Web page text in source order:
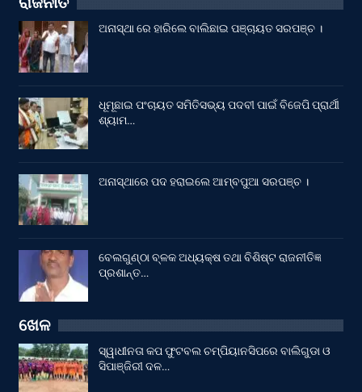
ଅନାସ୍ଥା ରେ ହାରିଲେ ବାଲିଛାଇ ପଞ୍ଚାୟତ ସରପଞ୍ଚ ।
ଧୂମୂଛାଇ ପଂଚାୟତ ସମିତିସଭ୍ୟ ପଦବୀ ପାଇଁ ବିଜେପି ପ୍ରାର୍ଥୀ
ଶ୍ୟାମ…
ଅନାସ୍ଥାରେ ପଦ ହରାଇଲେ ଆମ୍ବପୁଆ ସରପଞ୍ଚ ।
ବେଲଗୁଣ୍ଠା ବ୍ଳକ ଅଧ୍ୟକ୍ଷ ତଥା ବିଶିଷ୍ଟ ରାଜନୀତିଜ୍ଞ
ପ୍ରଶାନ୍ତ…
ଖେଳ
ସ୍ୱାଧୀନତା କପ ଫୁଟବଲ ଚମ୍ପିୟାନସିପରେ ବାଲିଗୁଡା ଓ
ସିପାଞ୍ଜିରୀ ଦଳ…